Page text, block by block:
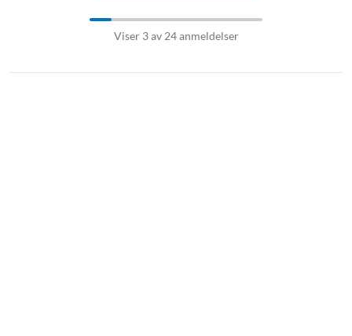
Viser 3 av 24 anmeldelser